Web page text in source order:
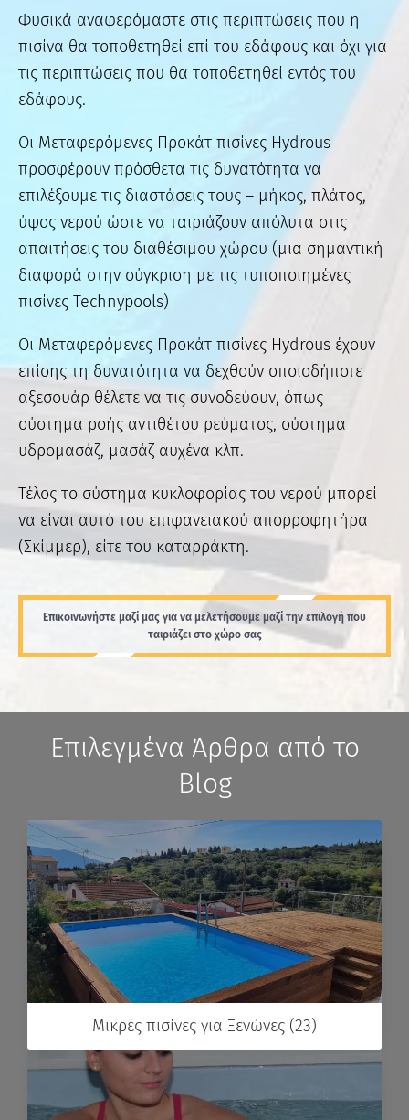
Φυσικά αναφερόμαστε στις περιπτώσεις που η
πισίνα θα τοποθετηθεί επί του εδάφους και όχι για
τις περιπτώσεις που θα τοποθετηθεί εντός του
εδάφους.
Οι Μεταφερόμενες Προκάτ πισίνες Hydrous
προσφέρουν πρόσθετα τις δυνατότητα να
επιλέξουμε τις διαστάσεις τους – μήκος, πλάτος,
ύψος νερού ώστε να ταιριάζουν απόλυτα στις
απαιτήσεις του διαθέσιμου χώρου (μια σημαντική
διαφορά στην σύγκριση με τις τυποποιημένες
πισίνες Technypools)
Οι Μεταφερόμενες Προκάτ πισίνες Hydrous έχουν
επίσης τη δυνατότητα να δεχθούν οποιοδήποτε
αξεσουάρ θέλετε να τις συνοδεύουν, όπως
σύστημα ροής αντιθέτου ρεύματος, σύστημα
υδρομασάζ, μασάζ αυχένα κλπ.
Τέλος το σύστημα κυκλοφορίας του νερού μπορεί
να είναι αυτό του επιφανειακού απορροφητήρα
(Σκίμμερ), είτε του καταρράκτη.
Επικοινωνήστε μαζί μας για να μελετήσουμε μαζί την επιλογή που
ταιριάζει στο χώρο σας
Επιλεγμένα Άρθρα από το
Blog
Μικρές πισίνες για Ξενώνες (23)